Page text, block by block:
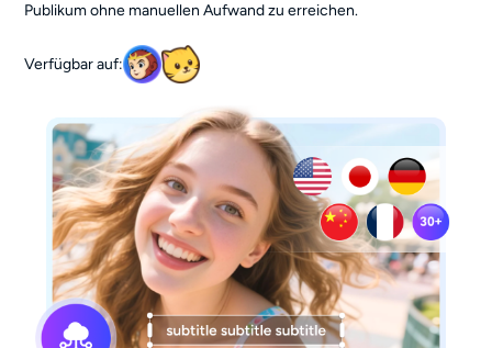
Publikum ohne manuellen Aufwand zu erreichen.
Verfügbar auf: